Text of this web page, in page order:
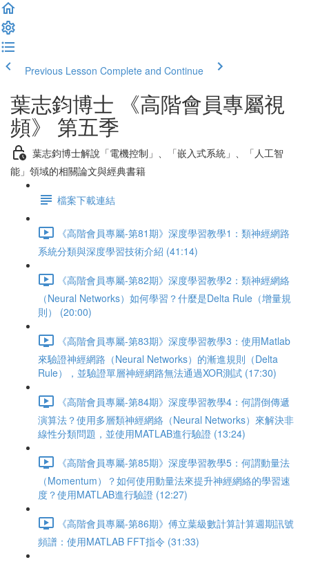
Previous Lesson Complete and Continue
葉志鈞博士 《高階會員專屬視
頻》 第五季
葉志鈞博士解說「電機控制」、「嵌入式系統」、「人工智
能」領域的相關論文與經典書籍
檔案下載連結
《高階會員專屬-第81期》深度學習教學1：類神經網路
系統分類與深度學習技術介紹 (41:14)
《高階會員專屬-第82期》深度學習教學2：類神經網絡
（Neural Networks）如何學習？什麼是Delta Rule（增量規
則） (20:00)
《高階會員專屬-第83期》深度學習教學3：使用Matlab
來驗證神經網路（Neural Networks）的漸進規則（Delta
Rule），並驗證單層神經網路無法通過XOR測試 (17:30)
《高階會員專屬-第84期》深度學習教學4：何謂倒傳遞
演算法？使用多層類神經網絡（Neural Networks）來解決非
線性分類問題，並使用MATLAB進行驗證 (13:24)
《高階會員專屬-第85期》深度學習教學5：何謂動量法
（Momentum）？如何使用動量法來提升神經網絡的學習速
度？使用MATLAB進行驗證 (12:27)
《高階會員專屬-第86期》傅立葉級數計算計算週期訊號
頻譜：使用MATLAB FFT指令 (31:33)